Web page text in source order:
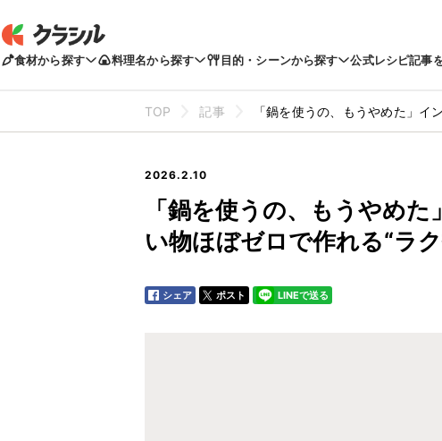
食材から探す 料理名から探す 目的・シーンから探す 公式レシピ記事
TOP 記事 「鍋を使うの、もうやめた」イ
2026.2.10
「鍋を使うの、もうやめ
い物ほぼゼロで作れる“ラ
シェア ポスト LINEで送る